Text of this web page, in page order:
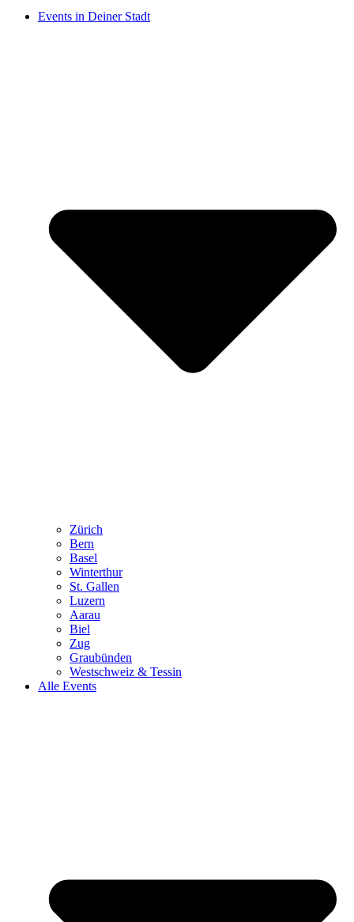
Events in Deiner Stadt
Zürich
Bern
Basel
Winterthur
St. Gallen
Luzern
Aarau
Biel
Zug
Graubünden
Westschweiz & Tessin
Alle Events